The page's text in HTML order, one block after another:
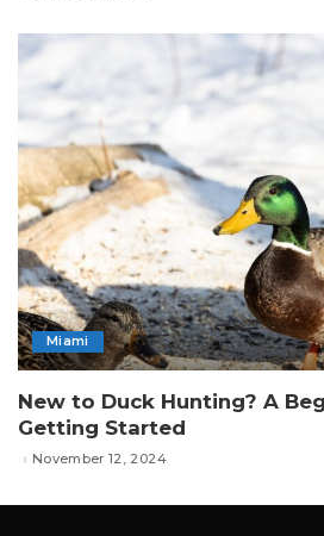
Miami
New to Duck Hunting? A
Getting Started
November 12, 2024